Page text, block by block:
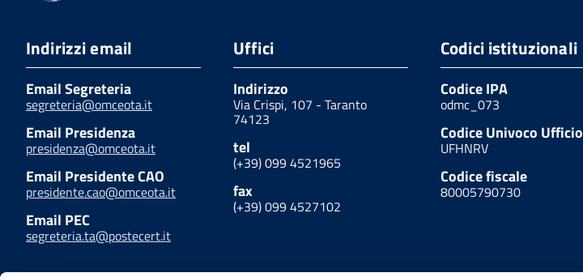
Indirizzi email
Email Segreteria
segreteria@omceota.it
Email Presidenza
presidenza@omceota.it
Email Presidente CAO
presidente.cao@omceota.it
Email PEC
segreteria.ta@postecert.it
Uffici
Indirizzo
Via Crispi, 107 - Taranto
74123
tel
(+39) 099 4521965
fax
(+39) 099 4527102
Codici istituzionali
Codice IPA
odmc_073
Codice Univoco Ufficio
UFHNRV
Codice fiscale
80005790730